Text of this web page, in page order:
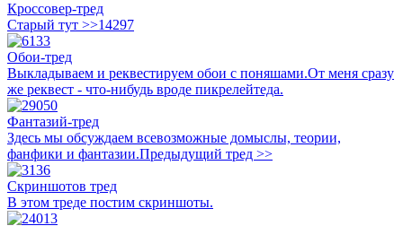
Кроссовер-тред
Старый тут >>14297
Обои-тред
Выкладываем и реквестируем обои с поняшами.От меня сразу
же реквест - что-нибудь вроде пикрелейтеда.
Фантазий-тред
Здесь мы обсуждаем всевозможные домыслы, теории,
фанфики и фантазии.Предыдущий тред >>
Скриншотов тред
В этом треде постим скриншоты.